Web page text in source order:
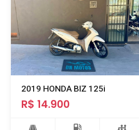
2019 HONDA BIZ 125i
R$ 14.900